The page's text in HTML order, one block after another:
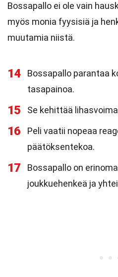
Bossapallo ei ole vain
myös monia fyysisiä ja
muutamia niistä.
14
Bossapallo parantaa
tasapainoa.
15 Se kehittää
16
Peli vaatii nopeaa
päätöksentekoa.
17
Bossapallo on
joukkuehenkeä ja